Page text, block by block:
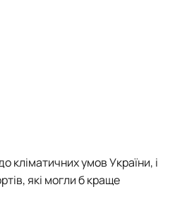
кліматичних умов України, і
які могли б краще